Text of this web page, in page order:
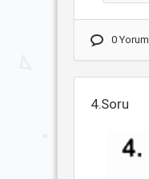
0 Yorum
4.Soru